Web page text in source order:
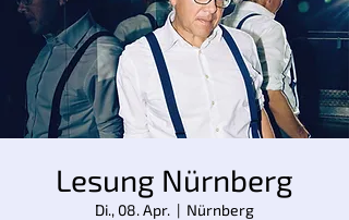
Lesung Nürnberg
Di., 08. Apr.
  |
Nürnberg